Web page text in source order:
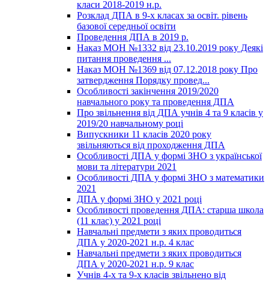
класи 2018-2019 н.р.
Розклад ДПА в 9-х класах за освіт. рівень
базової середньої освіти
Проведення ДПА в 2019 р.
Наказ МОН №1332 від 23.10.2019 року Деякі
питання проведення ...
Наказ МОН №1369 від 07.12.2018 року Про
затвердження Порядку провед...
Особливості закінчення 2019/2020
навчального року та проведення ДПА
Про звільнення від ДПА учнів 4 та 9 класів у
2019/20 навчальному році
Випускники 11 класів 2020 року
звільняються від проходження ДПА
Особливості ДПА у формі ЗНО з української
мови та літератури 2021
Особливості ДПА у формі ЗНО з математики
2021
ДПА у формі ЗНО у 2021 році
Особливості проведення ДПА: старша школа
(11 клас) у 2021 році
Навчальні предмети з яких проводиться
ДПА у 2020-2021 н.р. 4 клас
Навчальні предмети з яких проводиться
ДПА у 2020-2021 н.р. 9 клас
Учнів 4-х та 9-х класів звільнено від